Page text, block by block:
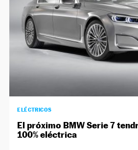
ELÉCTRICOS
El próximo BMW Serie 7
100% eléctrica